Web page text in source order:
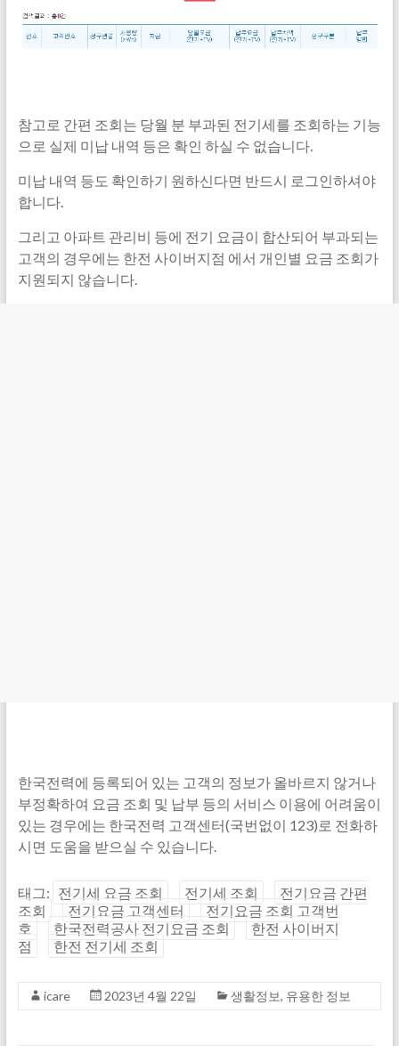
참고로 간편 조회는 당월 분 부과된 전기세를 조회하는 기능
으로 실제 미납 내역 등은 확인 하실 수 없습니다.
미납 내역 등도 확인하기 원하신다면 반드시 로그인하셔야
합니다.
그리고 아파트 관리비 등에 전기 요금이 합산되어 부과되는
고객의 경우에는 한전 사이버지점 에서 개인별 요금 조회가
지원되지 않습니다.
한국전력에 등록되어 있는 고객의 정보가 올바르지 않거나
부정확하여 요금 조회 및 납부 등의 서비스 이용에 어려움이
있는 경우에는 한국전력 고객센터(국번없이 123)로 전화하
시면 도움을 받으실 수 있습니다.
태그: 전기세 요금 조회 전기세 조회
전기요금 간편
조회
전기요금 고객센터
전기요금 조회 고객번
호
한국전력공사 전기요금 조회
한전 사이버지
점
한전 전기세 조회
icare 2023년 4월 22일 생활정보, 유용한 정보